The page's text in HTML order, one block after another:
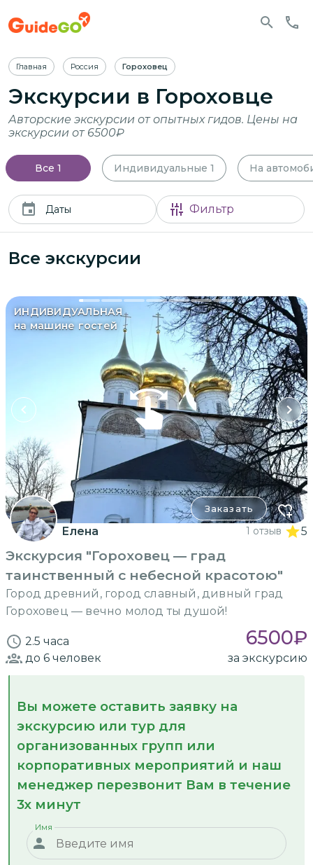
Главная Россия Гороховец
Экскурсии в Гороховце
Авторские экскурсии от опытных гидов. Цены на
экскурсии от 6500₽
Все 1 Индивидуальные 1 На
Даты Фильтр
Все экскурсии
ИНДИВИДУАЛЬНАЯ
на машине гостей
Заказать
Елена 1 отзыв 5
Экскурсия "Гороховец — град
таинственный с небесной красотою"
Город древний, город славный, дивный град
Гороховец — вечно молод ты душой!
2.5 часа 6500₽
до 6 человек за экскурсию
Вы можете оставить заявку на
экскурсию или тур для
организованных групп или
корпоративных мероприятий и наш
менеджер перезвонит Вам в течение
3х минут
Имя